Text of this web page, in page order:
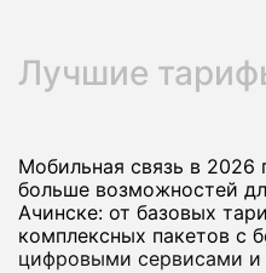
Лучшие
Мобильная связь в 2026
больше возможностей
Ачинске: от базовых
комплексных пакетов с
цифровыми сервисами